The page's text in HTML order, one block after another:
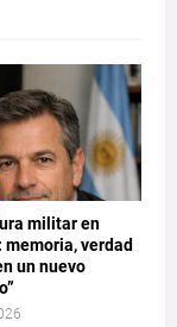
militar en
memoria, verdad
un nuevo